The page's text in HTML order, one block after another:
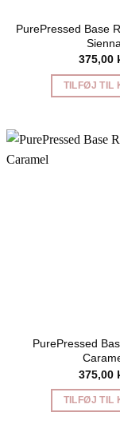
PurePressed Base
Sienna
375,00
TILFØJ TIL
PurePressed
375,00
TILFØJ TIL